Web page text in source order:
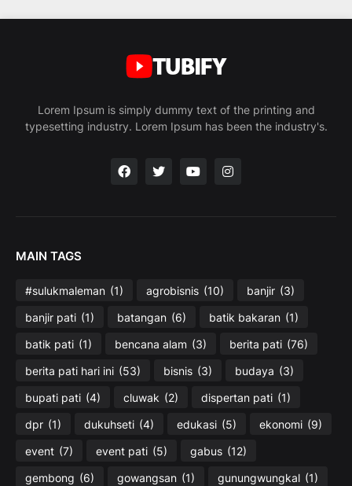
Lorem Ipsum is simply dummy text of the printing and
typesetting industry. Lorem Ipsum has been the industry's.
MAIN TAGS
#sulukmaleman (1) agrobisnis (10) banjir (3)
banjir pati (1) batangan (6) batik bakaran (1)
batik pati (1) bencana alam (3) berita pati (76)
berita pati hari ini (53) bisnis (3) budaya (3)
bupati pati (4) cluwak (2) dispertan pati (1)
dpr (1) dukuhseti (4) edukasi (5) ekonomi (9)
event (7) event pati (5) gabus (12)
gembong (6) gowangsan (1) gunungwungkal (1)